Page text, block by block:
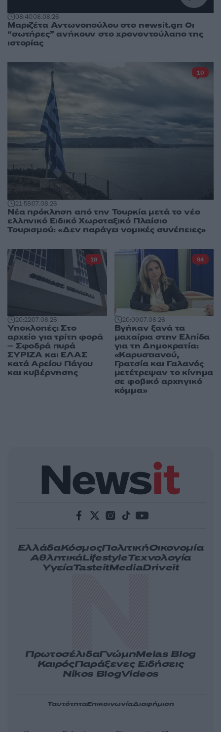
08:4008.08.26
Μαριζέτα Αντωνοπούλου στο newsit.gr: Οι
“σωτήρες” ανήκουν στο χρονοντούλαπο της
ιστορίας
21:5807.08.26
Νέα πρόκληση από την Τουρκία μετά το νέο
ελληνικό Ειδικό Χωροταξικό Πλαίσιο
Τουρισμού: «Δεν παράγει νομικές συνέπειες»
10
20:2207.08.26
Υποκλοπές: Στο
αρχείο για τρίτη φορά
– Σφοδρά πυρά
ΣΥΡΙΖΑ και ΕΛΑΣ
κατά Αρείου Πάγου
και κυβέρνησης
18
20:0907.08.26
Βγήκαν ξανά τα
μαχαίρια στην Ελπίδα
για τη Δημοκρατία:
«Καρυστιανού,
Γρατσία και Γαλανός
μετέτρεψαν το κίνημα
σε φοβικό αρχηγικό
κόμμα»
94
ΕλλάδαΚόσμοςΠολιτικήΟικονομία
ΑθλητικάLifestyleΤεχνολογία
ΥγείαTasteitMediaDriveit
ΠρωτοσέλιδαΓνώμηMelas Blog
ΚαιρόςΠαράξενες Ειδήσεις
Nikos BlogVideos
ΤαυτότηταΕπικοινωνίαΔιαφήμιση